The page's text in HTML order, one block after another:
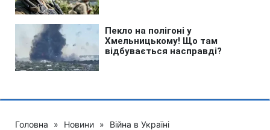
Головна » Новини » Війна в Україні